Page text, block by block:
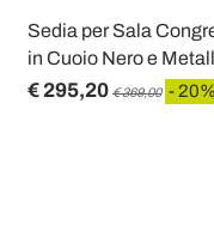
Sedia per Sala
in Cuoio Nero e
€ 295,20 € 369,00 - 20%